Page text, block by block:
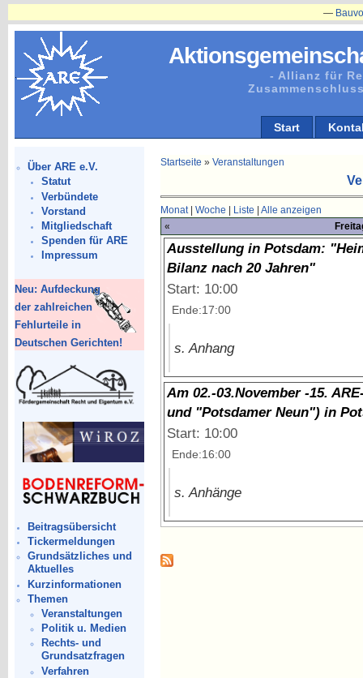
- Allianz für
Start
Über ARE e.V.
Statut
Verbündete
Vorstand
Mitgliedschaft
Spenden für ARE
Impressum
Neu: Aufdeckung
der zahlreichen
Fehlurteile in
Deutschen Gerichten!
Beitragsübersicht
Tickermeldungen
Grundsätzliches und
Aktuelles
Kurzinformationen
Themen
Veranstaltungen
Politik u. Medien
Rechts- und
Grundsatzfragen
Verfahren
Startseite » Veranstaltungen
Monat| Woche Liste
Alle anzeigen
«
Ausstellung in Potsdam:
Bilanz nach 20 Jahren"
Start: 10:00
Ende:17:00
s. Anhang
Am 02.-03.November -15.
und "Potsdamer Neun") in
Start: 10:00
Ende:16:00
s. Anhänge